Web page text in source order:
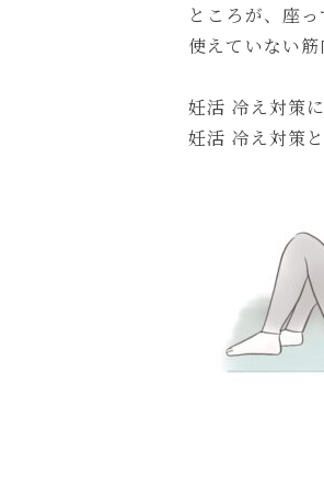
ところが、座
使えていない
妊活 冷え対策
妊活 冷え対策